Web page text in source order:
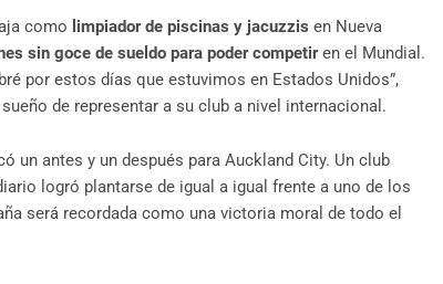
como limpiador de piscinas y jacuzzis en Nueva
sin goce de sueldo para poder competiren el Mundial.
por estos días que estuvimos en Estados Unidos”,
de representar a su club a nivel internacional.
un antes y un después para Auckland City. Un club
logró plantarse de igual a igual frente a uno de los
será recordada como una victoria moral de todo el